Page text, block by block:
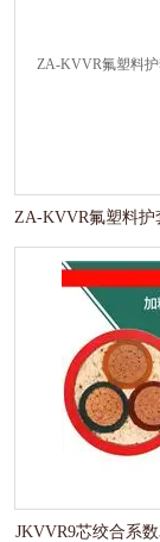
意哪些问题？
JKVVR9芯绞合系